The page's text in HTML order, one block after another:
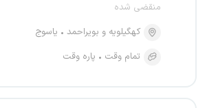
منقضی شده
کهگیلویه و بویراحمد
یاسوج
تمام وقت
پاره وقت